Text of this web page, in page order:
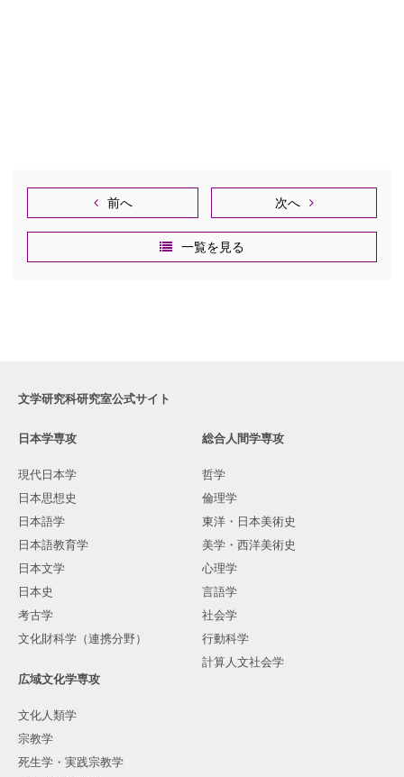
前へ
一覧を見る
次へ
文学研究科研究室公式サイト
日本学専攻
現代日本学
日本思想史
日本語学
日本語教育学
日本文学
日本史
考古学
文化財科学（連携分野）
総合人間学専攻
哲学
倫理学
東洋・日本美術史
美学・西洋美術史
心理学
言語学
社会学
行動科学
計算人文社会学
広域文化学専攻
文化人類学
宗教学
死生学・実践宗教学